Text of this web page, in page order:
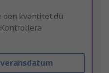
den kvantitet du